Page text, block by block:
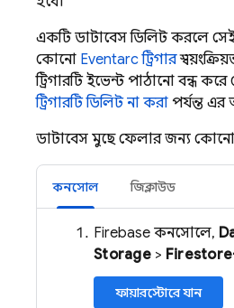
একটি ডাটাবেস ডিলিট করলে
কোনো Eventarcট্রিগার
ট্রিগারটি ইভেন্ট পাঠানো বন্ধ
ট্রিগারটি ডিলিট না করা পর্যন্ত এর
ডাটাবেস মুছে ফেলার জন্য কোনো
কনসোল জিক্লাউড
Firebase কনসোলে,
Storage>
ফায়ারস্টোরে যান